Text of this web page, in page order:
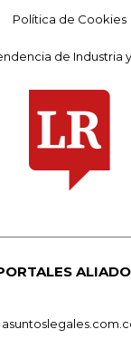
Política de Cookies
de Industria